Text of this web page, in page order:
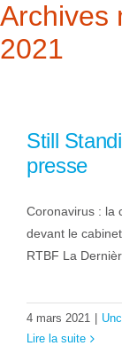
Archives
2021
Still
presse
Coronavirus : la
devant le
RTBF La
4 mars 2021
Lire la suite